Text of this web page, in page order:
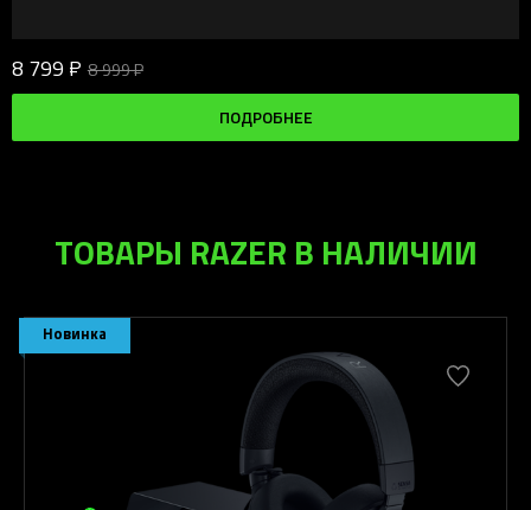
8 799 ₽ 8 999 ₽
ПОДРОБНЕЕ
ТОВАРЫ RAZER В НАЛИЧИИ
Новинка